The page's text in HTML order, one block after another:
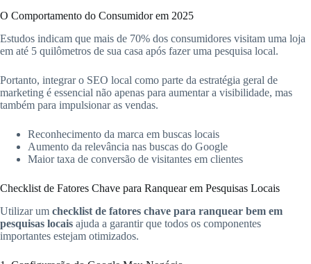
O Comportamento do Consumidor em 2025
Estudos indicam que mais de 70% dos consumidores visitam uma loja
em até 5 quilômetros de sua casa após fazer uma pesquisa local.
Portanto, integrar o SEO local como parte da estratégia geral de
marketing é essencial não apenas para aumentar a visibilidade, mas
também para impulsionar as vendas.
Reconhecimento da marca em buscas locais
Aumento da relevância nas buscas do Google
Maior taxa de conversão de visitantes em clientes
Checklist de Fatores Chave para Ranquear em Pesquisas Locais
Utilizar um checklist de fatores chave para ranquear bem em
pesquisas locais ajuda a garantir que todos os componentes
importantes estejam otimizados.